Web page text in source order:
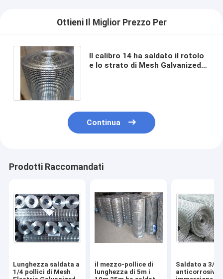
Ottieni Il Miglior Prezzo Per
Il calibro 14 ha saldato il rotolo
e lo strato di Mesh Galvanized
Continua
Prodotti Raccomandati
Lunghezza saldata a
1/4 pollici di Mesh
il mezzo-pollice di
lunghezza di 5m i
Saldato a 3/4
anticorrosivo